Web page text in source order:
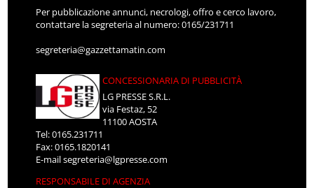
Per pubblicazione annunci, necrologi, offro e cerco lavoro,
contattare la segreteria al numero: 0165/231711
segreteria@gazzettamatin.com
CONCESSIONARIA DI PUBBLICITÀ
LG PRESSE S.R.L.
via Festaz, 52
11100 AOSTA
Tel: 0165.231711
Fax: 0165.1820141
E-mailsegreteria@lgpresse.com
RESPONSABILE DI AGENZIA